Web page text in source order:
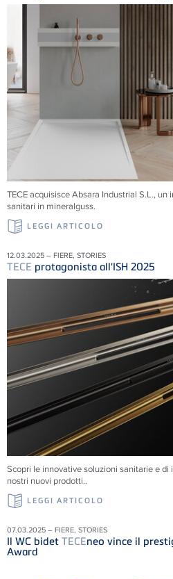
TECE acquisisce Absara Industrial S.L.,
sanitari in mineralguss.
LEGGI ARTICOLO
12.03.2025 – FIERE, STORIES
TECE protagonista all'ISH 2025
Scopri le innovative soluzioni sanitarie e
nostri nuovi prodotti..
LEGGI ARTICOLO
07.03.2025 – FIERE, STORIES
Il WC bidet TECEneo vince il
Award